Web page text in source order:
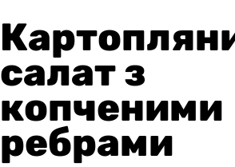
салат з
копченими
ребрами